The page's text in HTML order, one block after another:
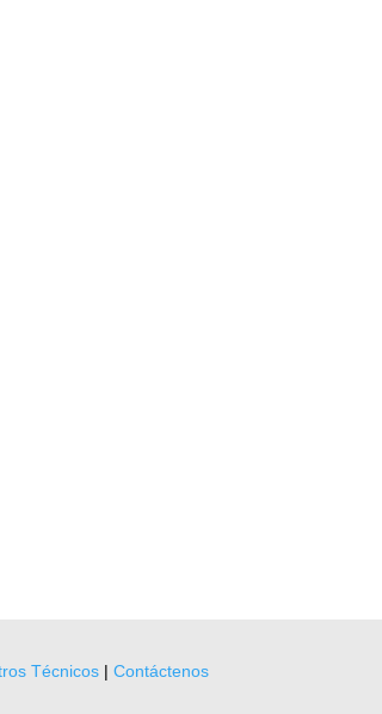
Técnicos| Contáctenos